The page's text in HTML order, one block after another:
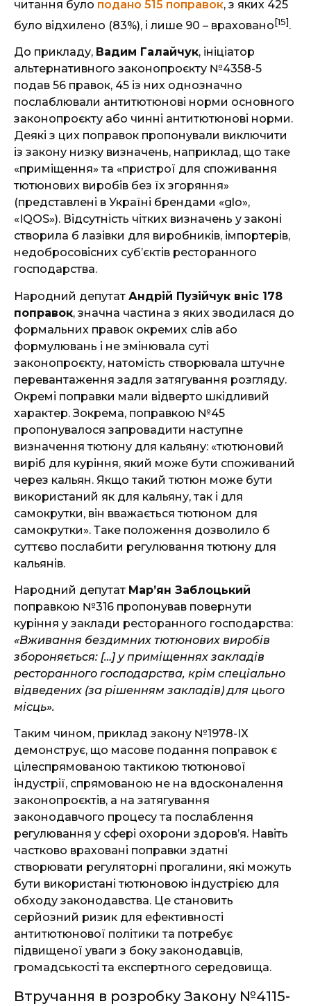
читання було подано 515 поправок, з яких 425
було відхилено (83%), і лише 90 – враховано[15].
До прикладу, Вадим Галайчук, ініціатор
альтернативного законопроєкту №4358-5
подав 56 правок, 45 із них однозначно
послаблювали антитютюнові норми основного
законопроєкту або чинні антитютюнові норми.
Деякі з цих поправок пропонували виключити
із закону низку визначень, наприклад, що таке
«приміщення» та «пристрої для споживання
тютюнових виробів без їх згоряння»
(представлені в Україні брендами «glo»,
«IQOS»). Відсутність чітких визначень у законі
створила б лазівки для виробників, імпортерів,
недобросовісних субʼєктів ресторанного
господарства.
Народний депутат Андрій Пузійчук вніс 178
поправок, значна частина з яких зводилася до
формальних правок окремих слів або
формулювань і не змінювала суті
законопроєкту, натомість створювала штучне
перевантаження задля затягування розгляду.
Окремі поправки мали відверто шкідливий
характер. Зокрема, поправкою №45
пропонувалося запровадити наступне
визначення тютюну для кальяну: «тютюновий
виріб для куріння, який може бути споживаний
через кальян. Якщо такий тютюн може бути
використаний як для кальяну, так і для
самокрутки, він вважається тютюном для
самокрутки». Таке положення дозволило б
суттєво послабити регулювання тютюну для
кальянів.
Народний депутат Марʼян Заблоцький
поправкою №316 пропонував повернути
куріння у заклади ресторанного господарства:
«Вживання бездимних тютюнових виробів
збороняється: […] у приміщеннях закладів
ресторанного господарства, крім спеціально
відведених (за рішенням закладів) для цього
місць».
Таким чином, приклад закону №1978-IX
демонструє, що масове подання поправок є
цілеспрямованою тактикою тютюнової
індустрії, спрямованою не на вдосконалення
законопроєктів, а на затягування
законодавчого процесу та послаблення
регулювання у сфері охорони здоров’я. Навіть
частково враховані поправки здатні
створювати регуляторні прогалини, які можуть
бути використані тютюновою індустрією для
обходу законодавства. Це становить
серйозний ризик для ефективності
антитютюнової політики та потребує
підвищеної уваги з боку законодавців,
громадськості та експертного середовища.
Втручання в розробку Закону №4115-